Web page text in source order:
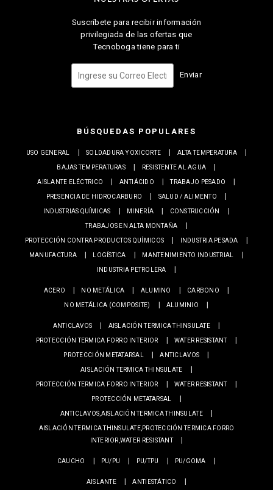
Suscríbete para recibir información
privilegiada de las ofertas que
Tecnoboga tiene para ti
Enviar
BÚSQUEDAS POPULARES
USO GENERAL SOLDADURA Y OXICORTE
ALTA TEMPERATURA
BAJAS TEMPERATURAS
RESISTENTE AL AGUA
AISLANTE ELÉCTRICO
ANTIÁCIDO
TRABAJO PESADO
PRESENCIA DE HIDROCARBURO
SALUD / ALIMENTO
INDUSTRIAS QUÍMICAS
MINERÍA
CONSTRUCCIÓN
TRABAJOS EN ALTA MONTAÑA
PROTECCIÓN CONTRA PRODUCTOS QUÍMICOS
INDUSTRIA PESADA
MANUFACTURA
LOGÍSTICA
MANTENIMIENTO INDUSTRIAL
INDUSTRIA PETROLERA
ACERO NO METÁLICA ALUMINO
CARBONO
NO METÁLICA (COMPOSITE)
ALUMINIO
ANTICLAVOS
AISLACIÓN TERMICA THINSULATE
PROTECCIÓN TERMICA FORRO INTERIOR
WATER RESISTANT
PROTECCIÓN METATARSAL
ANTICLAVOS
AISLACIÓN TERMICA THINSULATE
PROTECCIÓN TERMICA FORRO INTERIOR
WATER RESISTANT
PROTECCIÓN METATARSAL
ANTICLAVOS,AISLACIÓN TERMICA THINSULATE
AISLACIÓN TERMICA THINSULATE,PROTECCIÓN TERMICA FORRO
INTERIOR,WATER RESISTANT
CAUCHO PU/PU PU/TPU PU/GOMA
AISLANTE ANTIESTÁTICO